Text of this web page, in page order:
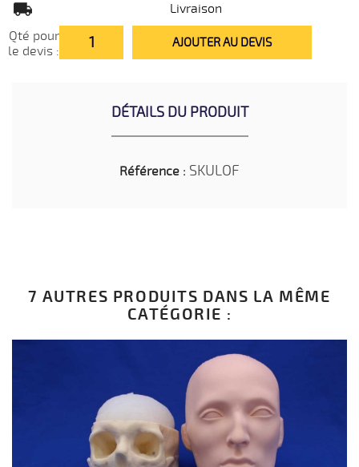
Livraison
Qté pour
le devis :
AJOUTER AU DEVIS
DÉTAILS DU PRODUIT
Référence : SKULOF
7 AUTRES PRODUITS DANS LA MÊME
CATÉGORIE :